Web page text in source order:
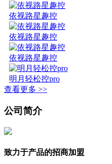
依视路星趣控
依视路星趣控
依视路星趣控
明月轻松控pro
查看更多 >>
公司简介
致力于产品的招商加盟